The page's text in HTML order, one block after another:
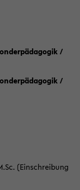
/
/
(Einschreibung